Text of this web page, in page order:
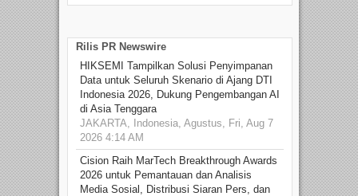
Rilis PR Newswire
HIKSEMI Tampilkan Solusi Penyimpanan
Data untuk Seluruh Skenario di Ajang DTI
Indonesia 2026, Dukung Pengembangan AI
di Asia Tenggara
JAKARTA, Indonesia, Agustus, Fri, Aug 7
2026 4:14 AM
Cision Raih MarTech Breakthrough Awards
2026 untuk Pemantauan dan Analisis
Media Sosial, Distribusi Siaran Pers, dan